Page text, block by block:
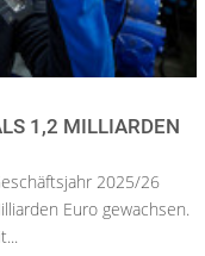
1,2 MILLIARDEN
2025/26
Euro gewachsen.